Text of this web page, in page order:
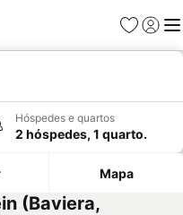
Favoritos
Iniciar
Hóspedes e quartos
2 hóspedes, 1 quarto.
Mapa
(Baviera,